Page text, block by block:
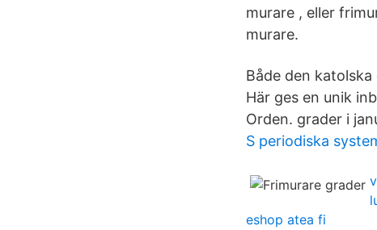
murare , eller
murare.
Både den
Här ges en unik
Orden. grader i
S periodiska
eshop atea fi